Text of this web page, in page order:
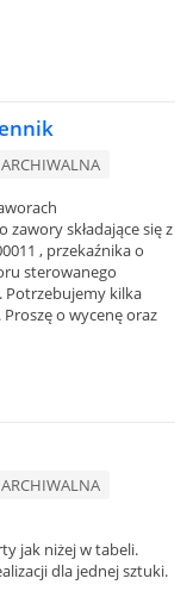
zawory składające się z
, przekaźnika o
sterowanego
Potrzebujemy kilka
o wycenę oraz
jak niżej w tabeli.
dla jednej sztuki.